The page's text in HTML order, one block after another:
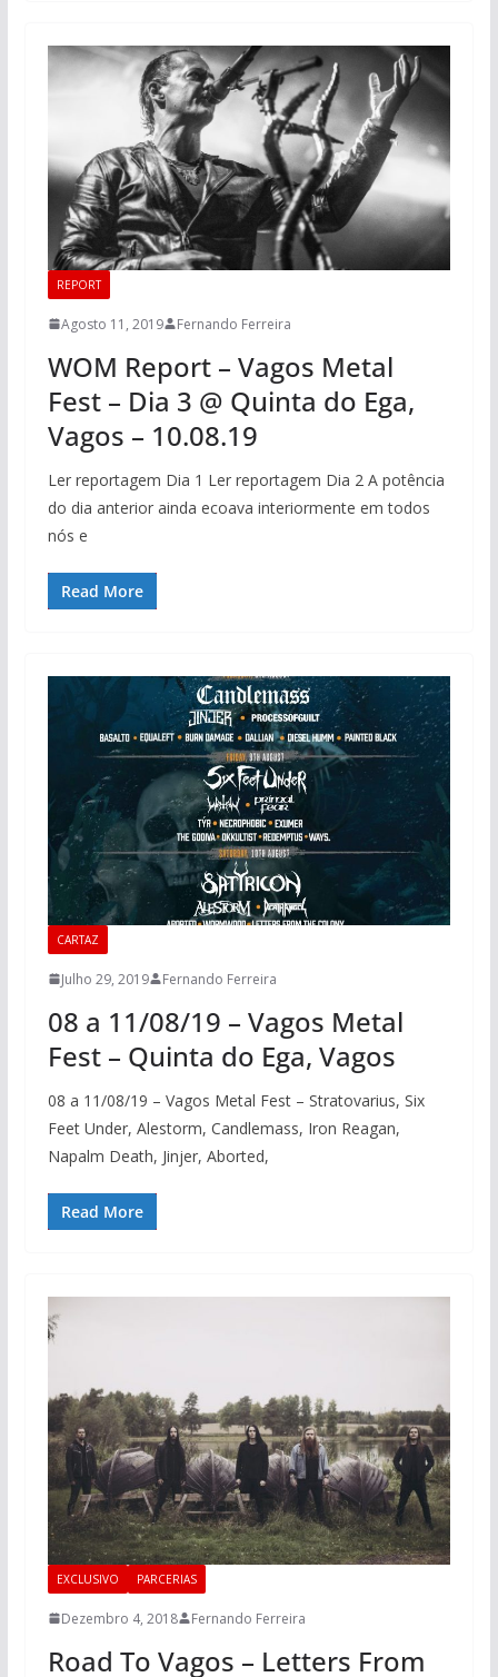
REPORT
Agosto 11, 2019 Fernando Ferreira
WOM Report – Vagos Metal
Fest – Dia 3 @ Quinta do Ega,
Vagos – 10.08.19
Ler reportagem Dia 1 Ler reportagem Dia 2 A potência
do dia anterior ainda ecoava interiormente em todos
nós e
Read More
CARTAZ
Julho 29, 2019 Fernando Ferreira
08 a 11/08/19 – Vagos Metal
Fest – Quinta do Ega, Vagos
08 a 11/08/19 – Vagos Metal Fest – Stratovarius, Six
Feet Under, Alestorm, Candlemass, Iron Reagan,
Napalm Death, Jinjer, Aborted,
Read More
EXCLUSIVO PARCERIAS
Dezembro 4, 2018 Fernando Ferreira
Road To Vagos – Letters From